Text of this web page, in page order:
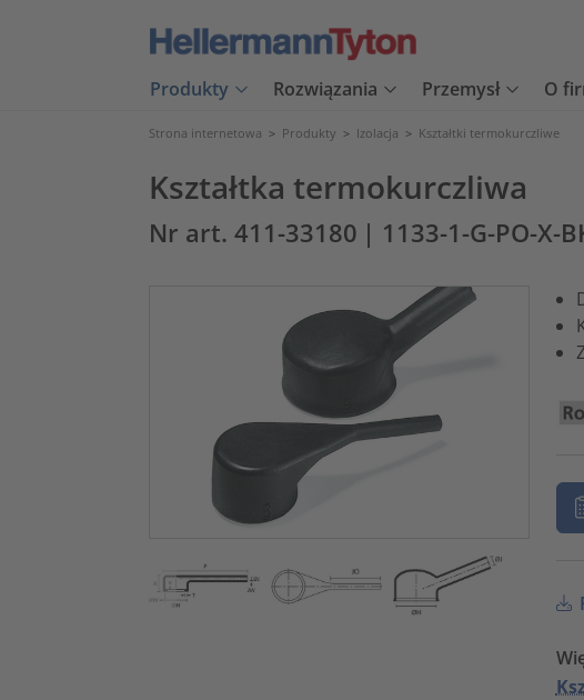
Produkty Rozwiązania Przemysł O
Strona internetowa > Produkty > Izolacja > Kształtki termokurczliwe
Kształtka termokurczliwa
Nr art. 411-33180 | 1133-1-G-PO-X-